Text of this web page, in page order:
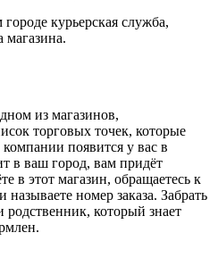
курьерская служба,
магазина.
из магазинов,
торговых точек, которые
появится у вас в
в ваш город, вам придёт
в этот магазин, обращаетесь к
называете номер заказа. Забрать
который знает